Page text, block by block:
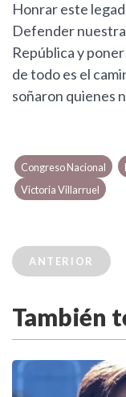
Honrar este
Defender
República y
de todo es el
soñaron quienes
Congreso Nacional
Victoria Villarruel
ANTERIOR
También